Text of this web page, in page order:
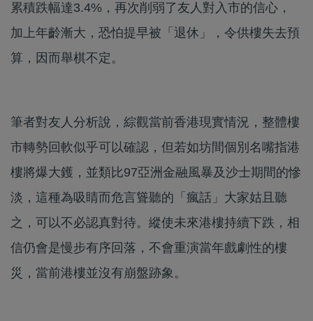
累積跌幅達3.4%，再次削弱了友人對入市的信心，
加上年齡漸大，恐怕提早被「退休」，令供樓失去預
算，因而舉棋不定。
筆者對友人分析說，綜觀當前香港現實情況，整體樓
市轉勢回軟似乎可以確認，但若如坊間個別名嘴指港
樓將爆大鑊，並類比97亞洲金融風暴及沙士期間的慘
淡，這種為吸睛而危言聳聽的「瘋話」大家姑且聽
之，可以不必認真對待。縱使未來港樓持續下跌，相
信仍會是慢步有序回落，不會重演當年戲劇性的樓
災，當前港樓並沒有崩盤跡象。